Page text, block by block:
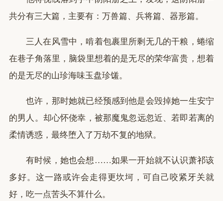
共分有三大篇，主要有：万兽篇、兵将篇、器形篇。
三人在风雪中，啃着包裹里所剩无几的干粮，蜷缩
在巷子角落里，脑袋里想着的是无尽的荣华富贵，想着
的是无尽的山珍海味玉盘珍馐。
也许，那时她就已经预感到他是会毁掉她一生安宁
的男人。却心怀侥幸，被那魔鬼忽远忽近、若即若离的
柔情诱惑，最终堕入了万劫不复的地狱。
有时候，她也会想……如果一开始就不认识萧祁该
多好。这一路或许会走得更坎坷，可自己咬紧牙关就
好，吃一点苦头不算什么。